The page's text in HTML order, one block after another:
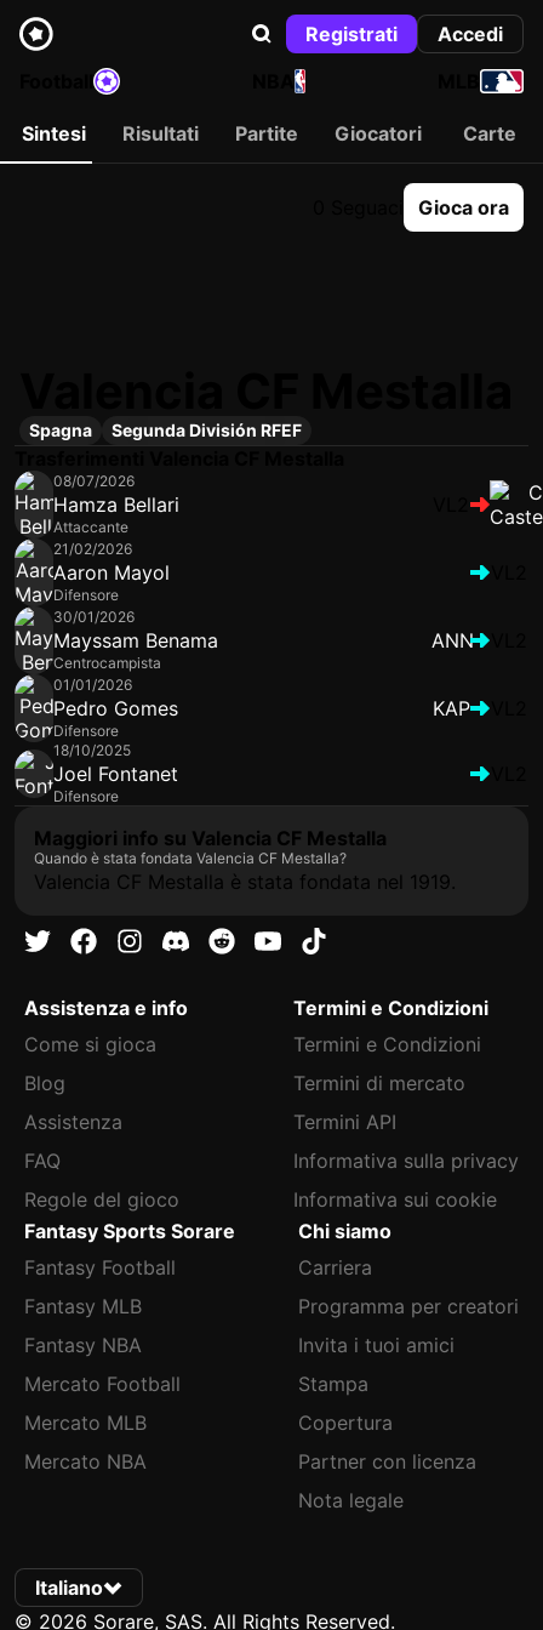
Registrati
Accedi
NBA
Sintesi Risultati Partite Giocatori Carte
Gioca ora
Spagna Segunda División RFEF
08/07/2026
Hamza Bellari
Attaccante
21/02/2026
Aaron Mayol
Difensore
30/01/2026
Mayssam Benama
Centrocampista
ANN
01/01/2026
Pedro Gomes
Difensore
KAP
18/10/2025
Joel Fontanet
Difensore
Maggiori info su Valencia CF Mestalla
Quando è stata fondata Valencia CF Mestalla?
Valencia CF Mestalla è stata fondata nel 1919.
Assistenza e info
Come si gioca
Blog
Assistenza
FAQ
Regole del gioco
Termini e Condizioni
Termini e Condizioni
Termini di mercato
Termini API
Informativa sulla privacy
Informativa sui cookie
Fantasy Sports Sorare
Fantasy Football
Fantasy MLB
Fantasy NBA
Mercato Football
Mercato MLB
Mercato NBA
Chi siamo
Carriera
Programma per creatori
Invita i tuoi amici
Stampa
Copertura
Partner con licenza
Nota legale
Italiano
© 2026 Sorare, SAS. All Rights Reserved.